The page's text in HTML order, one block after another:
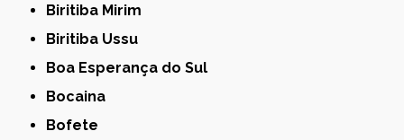
Biritiba Mirim
Biritiba Ussu
Boa Esperança do Sul
Bocaina
Bofete